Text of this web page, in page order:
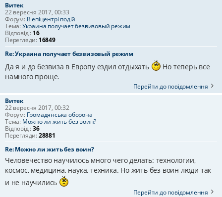
Витек
22 вересня 2017, 00:33
Форум: В епіцентрі подій
Тема:Украина получает безвизовый режим
Відповіді: 16
Перегляди: 16849
Re: Украина получает безвизовый режим
Да я и до безвиза в Европу ездил отдыхать
Но теперь все
намного проще.
Перейти до повідомлення
Витек
22 вересня 2017, 00:32
Форум: Громадянська оборона
Тема: Можно ли жить без воин?
Відповіді:36
Перегляди:28881
Re: Можно ли жить без воин?
Человечество научилось много чего делать: технологии,
космос, медицина, наука, техника. Но жить без воин люди так
и не научились
Перейти до повідомлення